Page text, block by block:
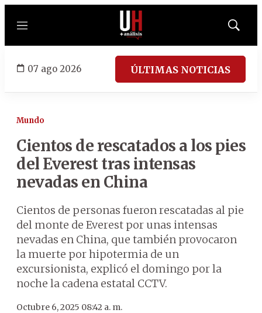
Menú
Mostrar
07 ago 2026 ÚLTIMAS NOTICIAS
Mundo
Cientos de rescatados a los pies
del Everest tras intensas
nevadas en China
Cientos de personas fueron rescatadas al pie
del monte de Everest por unas intensas
nevadas en China, que también provocaron
la muerte por hipotermia de un
excursionista, explicó el domingo por la
noche la cadena estatal CCTV.
Octubre 6, 2025 08:42 a. m.